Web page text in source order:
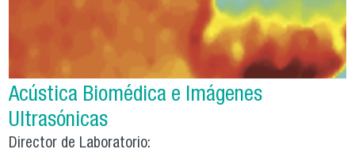
Acústica Biomédica e Imágenes
Ultrasónicas
Director de Laboratorio: